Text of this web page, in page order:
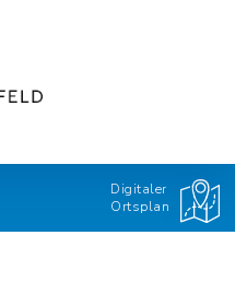
Digitaler
Ortsplan